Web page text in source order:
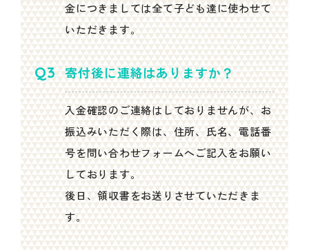
金につきましては全て子ども達に使わせて
いただきます。
寄付後に連絡はありますか？
入金確認のご連絡はしておりませんが、お
振込みいただく際は、住所、氏名、電話番
号を問い合わせフォームへご記入をお願い
しております。
後日、領収書をお送りさせていただきま
す。